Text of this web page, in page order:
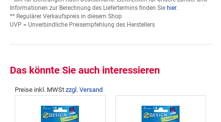
Informationen zur Berechnung des Liefertermins finden Sie hier.
** Regulärer Verkaufspreis in diesem Shop
UVP = Unverbindliche Preisempfehlung des Herstellers
Das könnte Sie auch interessieren
Preise inkl. MWSt zzgl. Versand